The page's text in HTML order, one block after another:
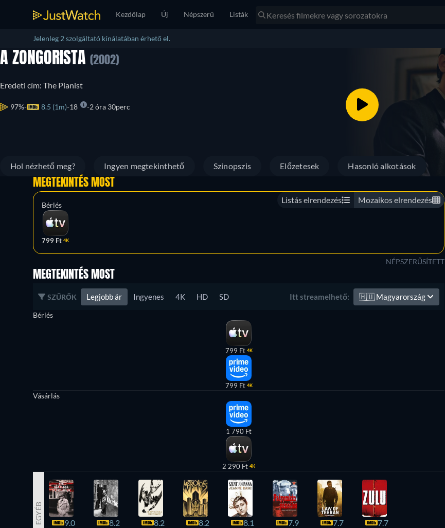
Kezdőlap Új Népszerű Listák
Jelenleg 2 szolgáltató kínálatában érhető el.
A ZONGORISTA (2002)
Eredeti cím: The Pianist
97% 8.5 (1m) 18 2 óra 30perc
Hol nézhető meg? Ingyen megtekinthető Szinopszis Előzetesek Hasonló alkotások
Listás elrendezés Mozaikos elrendezés
MEGTEKINTÉS MOST
Bérlés
799 Ft 4K
NÉPSZERŰSÍTETT
MEGTEKINTÉS MOST
SZŰRŐK Legjobb ár Ingyenes 4K HD SD Itt streamelhető: 🇭🇺 Magyarország
Bérlés
799 Ft 4K
799 Ft 4K
Vásárlás
1 790 Ft
2 290 Ft 4K
EGYÉB 9.0 8.2 8.2 8.2 8.1 7.9 7.7 7.7